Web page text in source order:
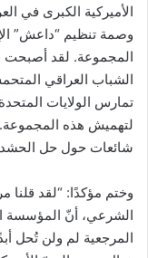
وصمة تنظيم “داعش”
المجموعة. لقد
الشباب العراقي
تمارس الولايات
لتهميش هذه المجموعة.
شائعات حول حل الحشد
وختم مؤكدًا: “لقد قلنا
الشرعي، أنّ المؤسسة
المرجعية لم ولن تُحل